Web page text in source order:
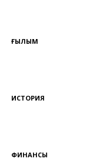
ҒЫЛЫМ
ИСТОРИЯ
ФИНАНСЫ